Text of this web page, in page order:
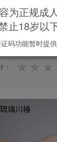
3
为正规成
止18岁以
码功能暂时提